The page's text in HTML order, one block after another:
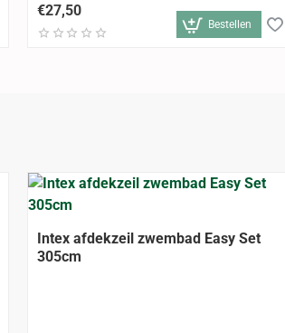
€27,50
Bestellen
Intex afdekzeil zwembad Easy Set
305cm